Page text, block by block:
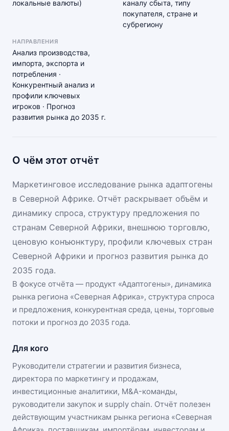
локальные валюты)
каналу сбыта, типу
покупателя, стране и
субрегиону
НАПРАВЛЕНИЯ
Анализ производства,
импорта, экспорта и
потребления ·
Конкурентный анализ и
профили ключевых
игроков · Прогноз
развития рынка до 2035 г.
О чём этот отчёт
Маркетинговое исследование рынка адаптогены
в Северной Африке. Отчёт раскрывает объём и
динамику спроса, структуру предложения по
странам Северной Африки, внешнюю торговлю,
ценовую конъюнктуру, профили ключевых стран
Северной Африки и прогноз развития рынка до
2035 года.
В фокусе отчёта — продукт «Адаптогены», динамика
рынка региона «Северная Африка», структура спроса
и предложения, конкурентная среда, цены, торговые
потоки и прогноз до 2035 года.
Для кого
Руководители стратегии и развития бизнеса,
директора по маркетингу и продажам,
инвестиционные аналитики, M&A-команды,
руководители закупок и supply chain. Отчёт полезен
действующим участникам рынка региона «Северная